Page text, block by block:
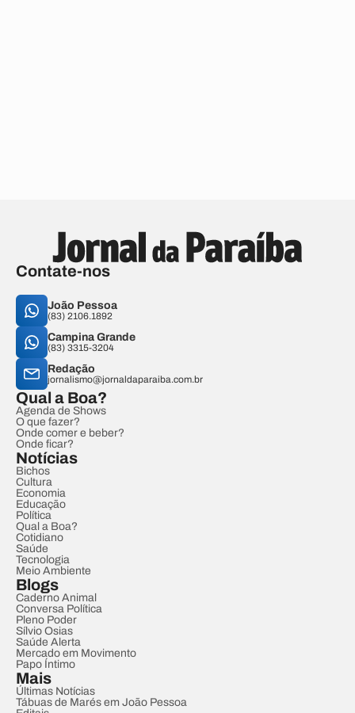
Contate-nos
João Pessoa
(83) 2106.1892
Campina Grande
(83) 3315-3204
Redação
jornalismo@jornaldaparaiba.com.br
Qual a Boa?
Agenda de Shows
O que fazer?
Onde comer e beber?
Onde ficar?
Notícias
Bichos
Cultura
Economia
Educação
Política
Qual a Boa?
Cotidiano
Saúde
Tecnologia
Meio Ambiente
Blogs
Caderno Animal
Conversa Política
Pleno Poder
Sílvio Osias
Saúde Alerta
Mercado em Movimento
Papo Íntimo
Mais
Últimas Notícias
Tábuas de Marés em João Pessoa